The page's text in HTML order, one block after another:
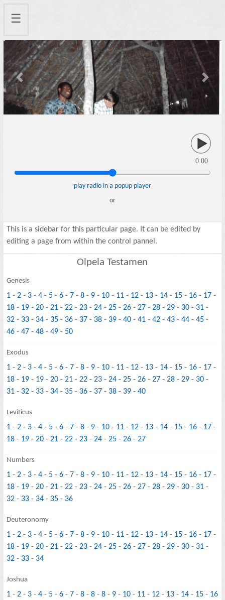
☰
Previous Next
0:00
play radio in a popup player
or
This is a sidebar for this particular page. It can be edited by
editing a page from within the control pannel.
Olpela Testamen
Genesis
1 -2 - 3 -4 - 5 -6 - 7 -8 - 9 - 10 - 11 - 12 - 13 - 14 - 15 - 16 - 17 -
18 - 19 -20 -21 -22 -23 -24 -25 -26 -27 -28 -29 - 30 - 31 -
32 - 33 - 34 - 35 - 36 - 37 - 38 - 39 -40 -41 -42 -43 -44 -45 -
46 -47 -48 -49 - 50
Exodus
1 -2 - 3 -4 - 5 -6 - 7 -8 - 9 - 10 - 11 - 12 - 13 - 14 - 15 - 16 - 17 -
18 - 19 - 19 -20 -21 -22 -23 -24 -25 -26 -27 -28 -29 - 30 -
31 - 32 - 33 - 34 - 35 - 36 - 37 - 38 - 39 -40
Leviticus
1 -2 - 3 -4 - 5 -6 - 7 -8 - 9 - 10 - 11 - 12 - 13 - 14 - 15 - 16 - 17 -
18 - 19 -20 -21 -22 -23 -24 -25 -26 -27
Numbers
1 -2 - 3 -4 - 5 -6 - 7 -8 - 9 - 10 - 11 - 12 - 13 - 14 - 15 - 16 - 17 -
18 - 19 -20 -21 -22 -23 -24 -25 -26 -27 -28 -29 - 30 - 31 -
32 - 33 - 34 - 35 - 36
Deuteronomy
1 -2 - 3 -4 - 5 -6 - 7 -8 - 9 - 10 - 11 - 12 - 13 - 14 - 15 - 16 - 17 -
18 - 19 -20 -21 -22 -23 -24 -25 -26 -27 -28 -29 - 30 - 31 -
32 - 33 - 34
Joshua
1 -2 - 3 -4 - 5 -6 - 7 -8 -8 -8 - 9 - 10 - 11 - 12 - 13 - 14 - 15 - 16